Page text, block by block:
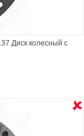
Диск колесный с